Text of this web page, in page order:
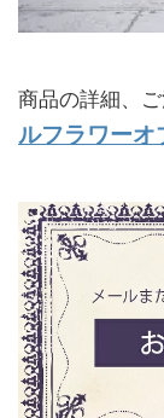
商品の詳細、
ルフラワーオ